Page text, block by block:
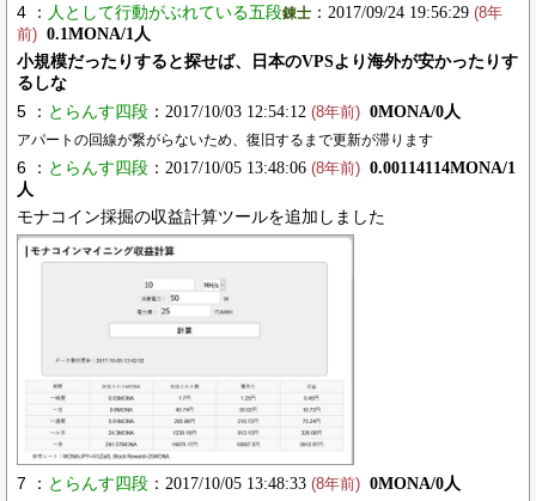
4 ： 人として行動がぶれている五段錬士 ：2017/09/24 19:56:29 (8年
前) 0.1MONA/1人
小規模だったりすると探せば、日本のVPSより海外が安かったりす
るしな
5 ： とらんす四段 ：2017/10/03 12:54:12 (8年前) 0MONA/0人
アパートの回線が繋がらないため、復旧するまで更新が滞ります
6 ： とらんす四段 ：2017/10/05 13:48:06 (8年前) 0.00114114MONA/1
人
モナコイン採掘の収益計算ツールを追加しました
7 ： とらんす四段 ：2017/10/05 13:48:33 (8年前) 0MONA/0人